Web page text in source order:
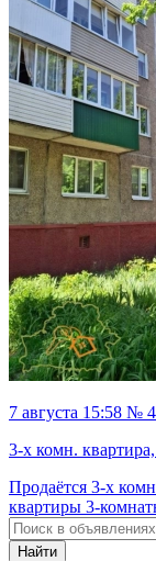
7 августа 15:58 №
3-х комн.
Продаётся 3-х
квартиры 3-
Найти